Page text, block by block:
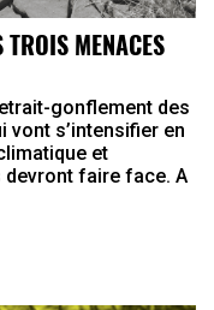
MENACES
gonflement des
vont s’intensifier en
et
devront faire face. A